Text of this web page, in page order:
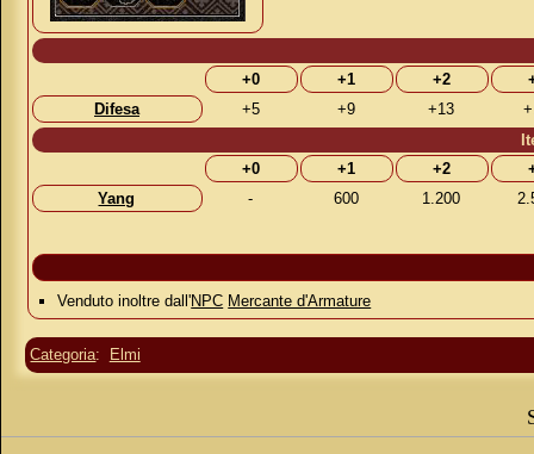
+0 +1 +2
Difesa
+5 +9 +13
+0
+1 +2
Yang
- 600 1.200
Venduto inoltre dall'NPC Mercante d'Armature
Categoria: Elmi